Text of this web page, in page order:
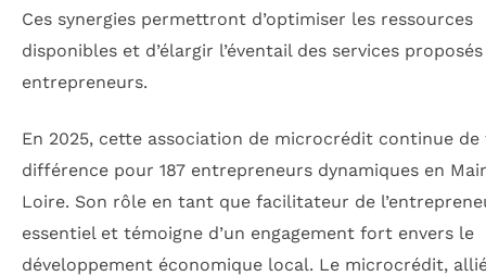
Ces synergies permettront d’optimiser les ressources
disponibles et d’élargir l’éventail des services
entrepreneurs.
En 2025, cette association de microcrédit continue de
différence pour 187 entrepreneurs dynamiques en
Loire. Son rôle en tant que facilitateur de
essentiel et témoigne d’un engagement fort envers le
développement économique local. Le microcrédit,